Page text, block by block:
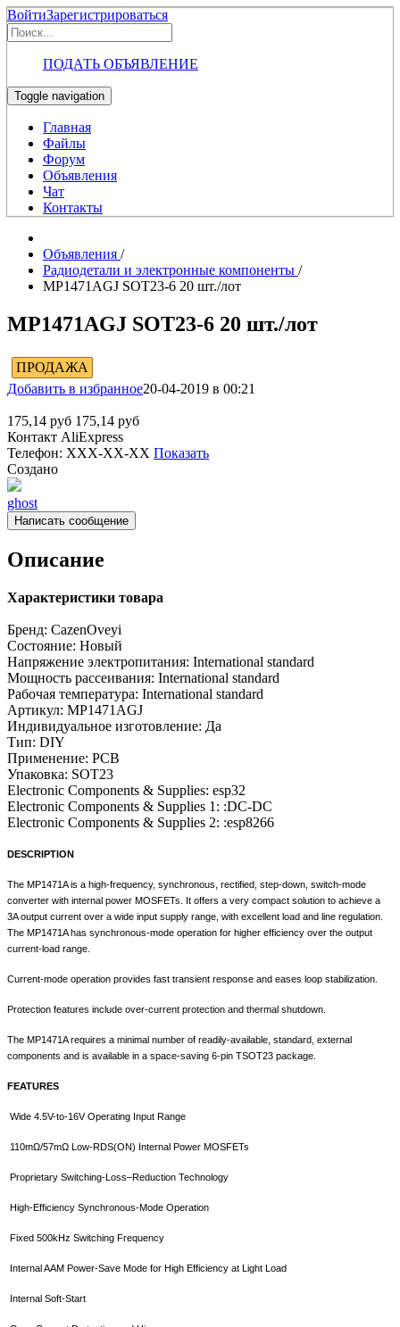
ВойтиЗарегистрироваться
ПОДАТЬ ОБЪЯВЛЕНИЕ
Toggle navigation
Главная
Файлы
Форум
Объявления
Чат
Контакты
Объявления /
Радиодетали и электронные компоненты /
MP1471AGJ SOT23-6 20 шт./лот
MP1471AGJ SOT23-6 20 шт./лот
ПРОДАЖА
Добавить в избранное20-04-2019 в 00:21
175,14 руб 175,14 руб
Контакт AliExpress
Телефон: XXX-XX-XX Показать
Создано
ghost
Написать сообщение
Описание
Характеристики товара
Бренд: CazenOveyi
Состояние: Новый
Напряжение электропитания: International standard
Мощность рассеивания: International standard
Рабочая температура: International standard
Артикул: MP1471AGJ
Индивидуальное изготовление: Да
Тип: DIY
Применение: PCB
Упаковка: SOT23
Electronic Components & Supplies: esp32
Electronic Components & Supplies 1: :DC-DC
Electronic Components & Supplies 2: :esp8266
DESCRIPTION
The MP1471A is a high-frequency, synchronous, rectified, step-down, switch-mode
converter with internal power MOSFETs. It offers a very compact solution to achieve a
3A output current over a wide input supply range, with excellent load and line regulation.
The MP1471A has synchronous-mode operation for higher efficiency over the output
current-load range.
Current-mode operation provides fast transient response and eases loop stabilization.
Protection features include over-current protection and thermal shutdown.
The MP1471A requires a minimal number of readily-available, standard, external
components and is available in a space-saving 6-pin TSOT23 package.
FEATURES
Wide 4.5V-to-16V Operating Input Range
110mΩ/57mΩ Low-RDS(ON) Internal Power MOSFETs
Proprietary Switching-Loss–Reduction Technology
High-Efficiency Synchronous-Mode Operation
Fixed 500kHz Switching Frequency
Internal AAM Power-Save Mode for High Efficiency at Light Load
Internal Soft-Start